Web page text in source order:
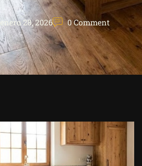
enero 28, 2026 0 Comment